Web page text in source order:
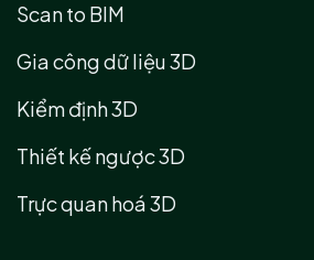
Scan to BIM
Gia công dữ liệu 3D
Kiểm định 3D
Thiết kế ngược 3D
Trực quan hoá 3D